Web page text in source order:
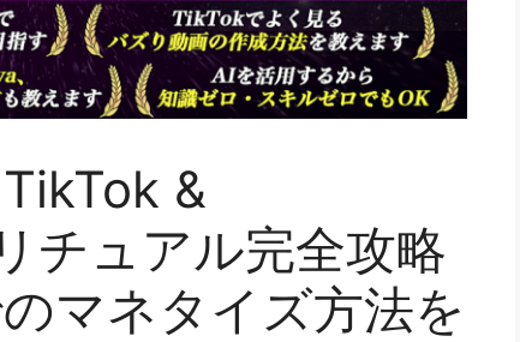
&
チュアル完全攻略
マネタイズ方法を